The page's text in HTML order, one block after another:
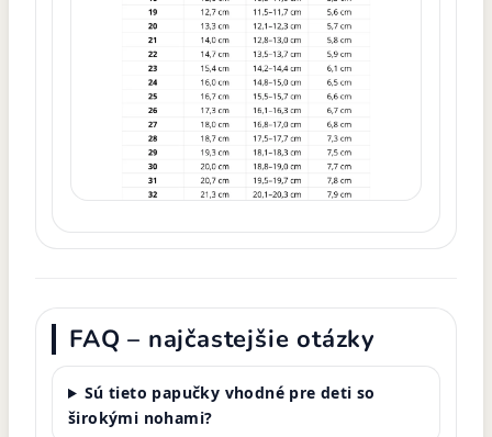
FAQ – najčastejšie otázky
Sú tieto papučky vhodné pre deti so
širokými nohami?